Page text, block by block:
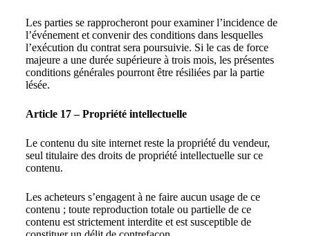
Les parties se rapprocheront pour examiner l’incidence de
l’événement et convenir des conditions dans lesquelles
l’exécution du contrat sera poursuivie. Si le cas de force
majeure a une durée supérieure à trois mois, les présentes
conditions générales pourront être résiliées par la partie
lésée.
Article 17 – Propriété intellectuelle
Le contenu du site internet reste la propriété du vendeur,
seul titulaire des droits de propriété intellectuelle sur ce
contenu.
Les acheteurs s’engagent à ne faire aucun usage de ce
contenu ; toute reproduction totale ou partielle de ce
contenu est strictement interdite et est susceptible de